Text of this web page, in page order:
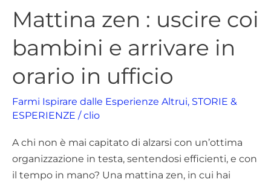
Mattina zen : uscire coi
bambini e arrivare in
orario in ufficio
Farmi Ispirare dalle Esperienze Altrui, STORIE &
ESPERIENZE /clio
A chi non è mai capitato di alzarsi con un’ottima
organizzazione in testa, sentendosi efficienti, e con
il tempo in mano? Una mattina zen, in cui hai
Mattina
zen
coi
e
in
orario
in